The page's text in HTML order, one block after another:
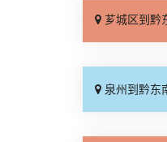
芗城区到黔东南物流专线
泉州到黔东南物流专线_